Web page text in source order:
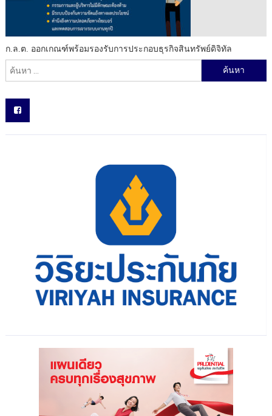
ก.ล.ต. ออกเกณฑ์พร้อมรองรับการประกอบธุรกิจสินทรัพย์ดิจิทัล
ค้นหาสำหรับ: